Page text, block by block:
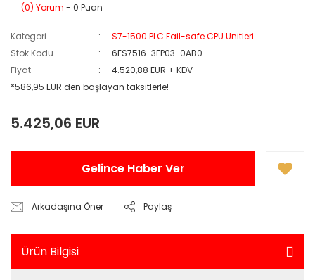
(0) Yorum - 0 Puan
Kategori
S7-1500 PLC Fail-safe CPU Ünitleri
Stok Kodu
6ES7516-3FP03-0AB0
Fiyat
4.520,88 EUR + KDV
*586,95 EUR den başlayan taksitlerle!
5.425,06 EUR
Gelince Haber Ver
Arkadaşına Öner Paylaş
Ürün Bilgisi